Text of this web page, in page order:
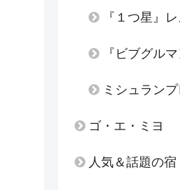
『１つ星』
『ビブグル
ミシュランプ
ゴ・エ・ミヨ
人気＆話題の宿